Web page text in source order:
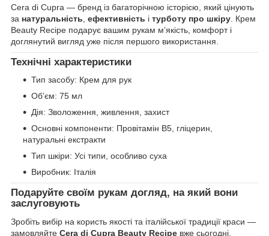
Cera di Cupra — бренд із багаторічною історією, який цінують
за натуральність ефективність і турботу про шкіру . Крем
Beauty Recipe подарує вашим рукам мʼякість, комфорт і
доглянутий вигляд уже після першого використання.
Технічні характеристики
Тип засобу: Крем для рук
Обʼєм: 75 мл
Дія: Зволоження, живлення, захист
Основні компоненти: Провітамін B5, гліцерин,
натуральні екстракти
Тип шкіри: Усі типи, особливо суха
Виробник: Італія
Подаруйте своїм рукам догляд, на який вони
заслуговують
Зробіть вибір на користь якості та італійської традиції краси —
замовляйте Cera di Cupra Beauty Recipe вже сьогодні.